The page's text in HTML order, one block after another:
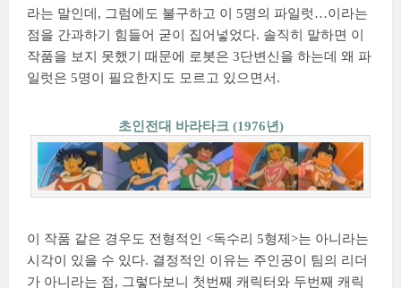
라는 말인데, 그럼에도 불구하고 이 5명의 파일럿…이라는
점을 간과하기 힘들어 굳이 집어넣었다. 솔직히 말하면 이
작품을 보지 못했기 때문에 로봇은 3단변신을 하는데 왜 파
일럿은 5명이 필요한지도 모르고 있으면서.
초인전대 바라타크 (1976년)
이 작품 같은 경우도 전형적인 <독수리 5형제>는 아니라는
시각이 있을 수 있다. 결정적인 이유는 주인공이 팀의 리더
가 아니라는 점, 그렇다보니 첫번째 캐릭터와 두번째 캐릭